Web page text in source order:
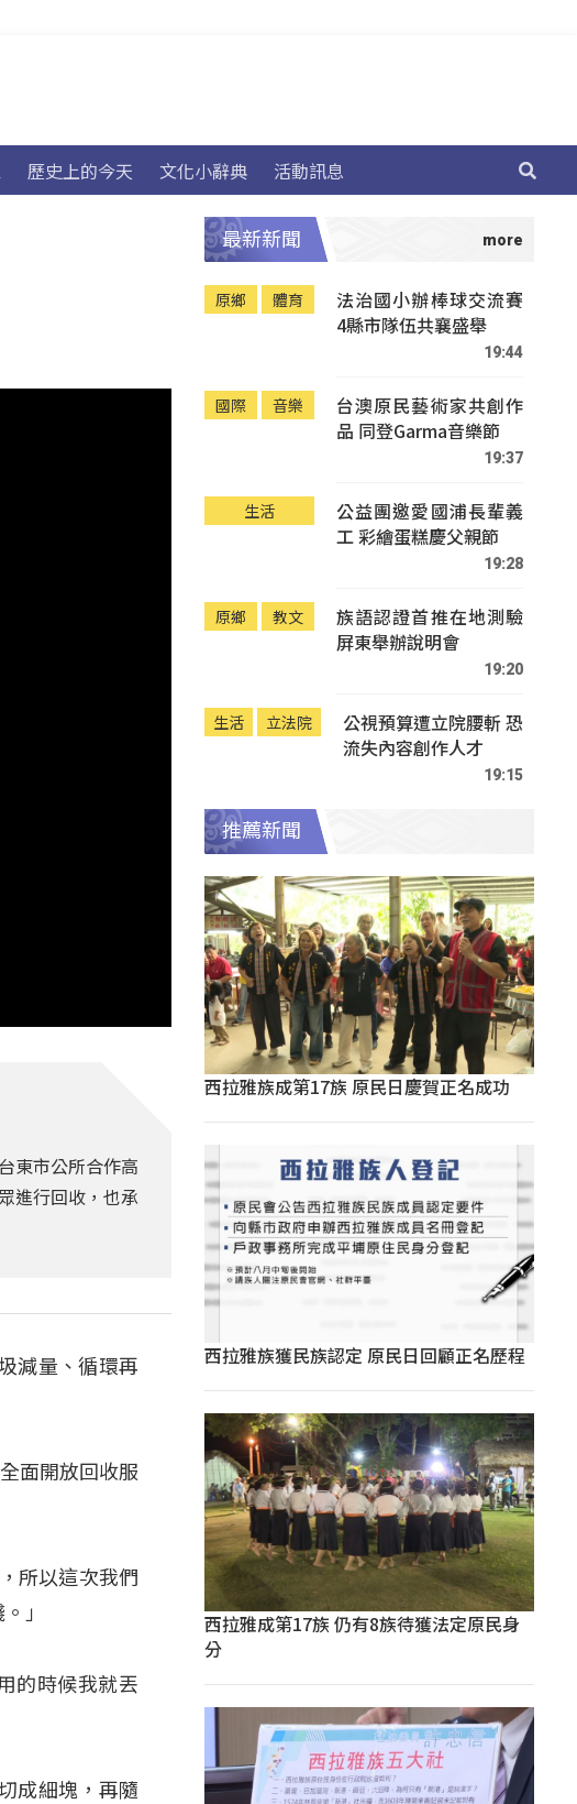
歷史上的今天 文化小辭典 活動訊息
東市公所合作高
進行回收，也承
減量、循環再
面開放回收服
所以這次我們
」
的時候我就丟
成細塊，再隨
最新新聞
原鄉 體育
法治國小辦棒球交流賽
4縣市隊伍共襄盛舉
19:44
國際 音樂
台澳原民藝術家共創作
品 同登Garma音樂節
19:37
生活
公益團邀愛國浦長輩義
工 彩繪蛋糕慶父親節
19:28
原鄉 教文
族語認證首推在地測驗
屏東舉辦說明會
19:20
生活 立法院
公視預算遭立院腰斬 恐
流失內容創作人才
19:15
推薦新聞
西拉雅族成第17族 原民日慶賀正名成功
西拉雅族獲民族認定 原民日回顧正名歷程
西拉雅成第17族 仍有8族待獲法定原民身
分